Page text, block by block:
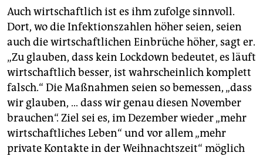
Auch wirtschaftlich ist es ihm zufolge sinnvoll.
Dort, wo die Infektionszahlen höher seien, seien
auch die wirtschaftlichen Einbrüche höher, sagt er.
„Zu glauben, dass kein Lockdown bedeutet, es läuft
wirtschaftlich besser, ist wahrscheinlich komplett
falsch.“ Die Maßnahmen seien so bemessen, „dass
wir glauben, … dass wir genau diesen November
brauchen“. Ziel sei es, im Dezember wieder „mehr
wirtschaftliches Leben“ und vor allem „mehr
private Kontakte in der Weihnachtszeit“ möglich